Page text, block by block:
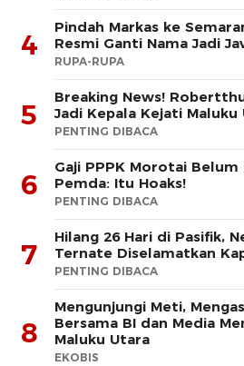
4
Pindah Markas ke
Resmi Ganti Nama Jadi
RUPA-RUPA
5
Breaking News!
Jadi Kepala Kejati Maluku
PENTING DIBACA
6
Gaji PPPK Morotai Belum
Pemda: Itu Hoaks!
PENTING DIBACA
7
Hilang 26 Hari di Pasifik,
Ternate Diselamatkan
PENTING DIBACA
8
Mengunjungi Meti,
Bersama BI dan Media
Maluku Utara
EKOBIS